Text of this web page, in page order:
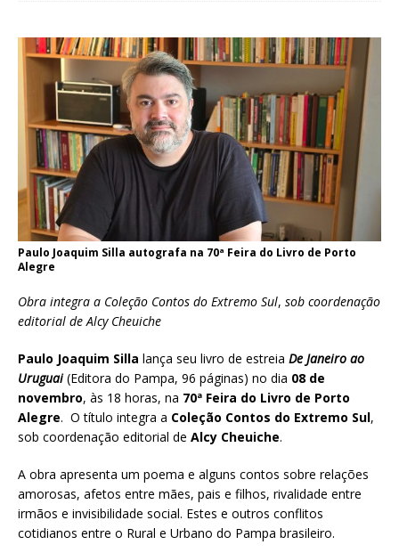
Paulo Joaquim Silla autografa na 70ª Feira do Livro de Porto
Alegre
Obra integra a Coleção Contos do Extremo Sul, sob coordenação
editorial de Alcy Cheuiche
Paulo Joaquim Silla lança seu livro de estreia De Janeiro ao
Uruguai(Editora do Pampa, 96 páginas) no dia 08 de
novembro, às 18 horas, na 70ª Feira do Livro de Porto
Alegre. O título integra a Coleção Contos do Extremo Sul,
sob coordenação editorial de Alcy Cheuiche.
A obra apresenta um poema e alguns contos sobre relações
amorosas, afetos entre mães, pais e filhos, rivalidade entre
irmãos e invisibilidade social. Estes e outros conflitos
cotidianos entre o Rural e Urbano do Pampa brasileiro.